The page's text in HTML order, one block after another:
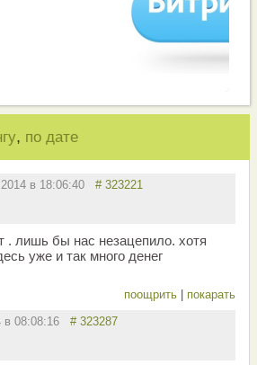
, по дате
в 18:06:40 # 323221
. лишь бы нас незацепило. хотя
уже и так много денег
поощрить покарать
в 08:08:16 # 323287